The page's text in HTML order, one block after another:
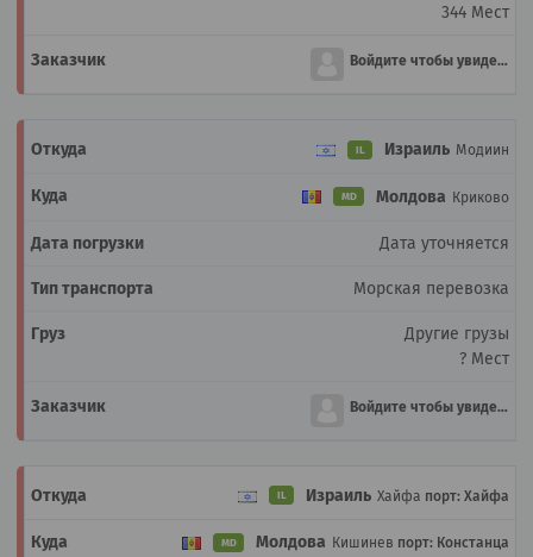
344 Мест
Войдите чтобы увидеть
IL Израиль Модиин
MD Молдова Криково
Дата уточняется
Морская перевозка
Другие грузы
? Мест
Войдите чтобы увидеть
IL Израиль Хайфа порт: Хайфа
MD Молдова Кишинев порт: Констанца